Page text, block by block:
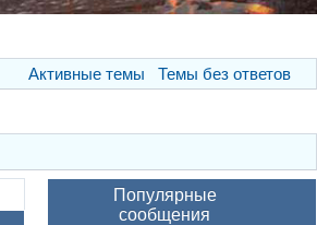
Активные темы Темы без ответов
Популярные
сообщения